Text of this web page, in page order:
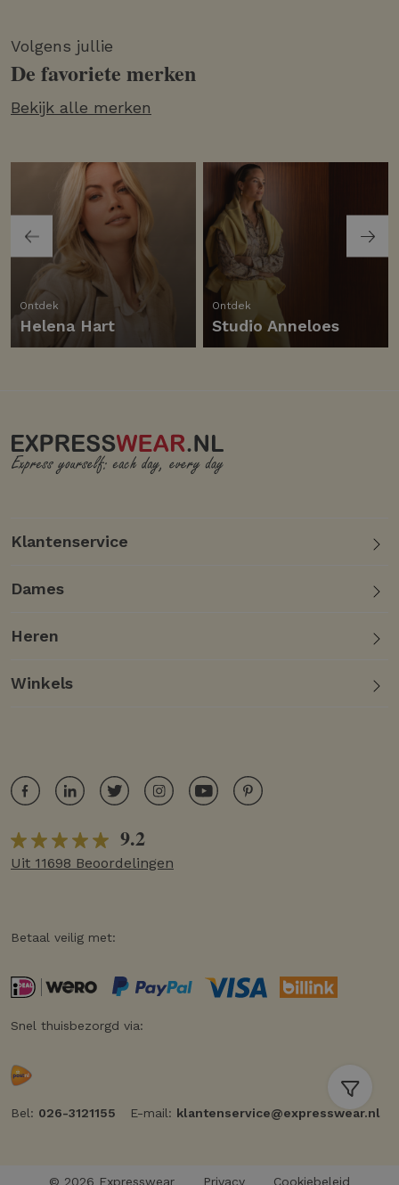
Volgens jullie
De favoriete merken
Bekijk alle merken
Ontdek
Helena Hart
Ontdek
Studio Anneloes
Klantenservice
Dames
Heren
Winkels
9.2
Uit 11698 Beoordelingen
Betaal veilig met:
Snel thuisbezorgd via:
Bel: 026-3121155 E-mail: klantenservice@expresswear.nl
© 2026 Expresswear Privacy Cookiebeleid